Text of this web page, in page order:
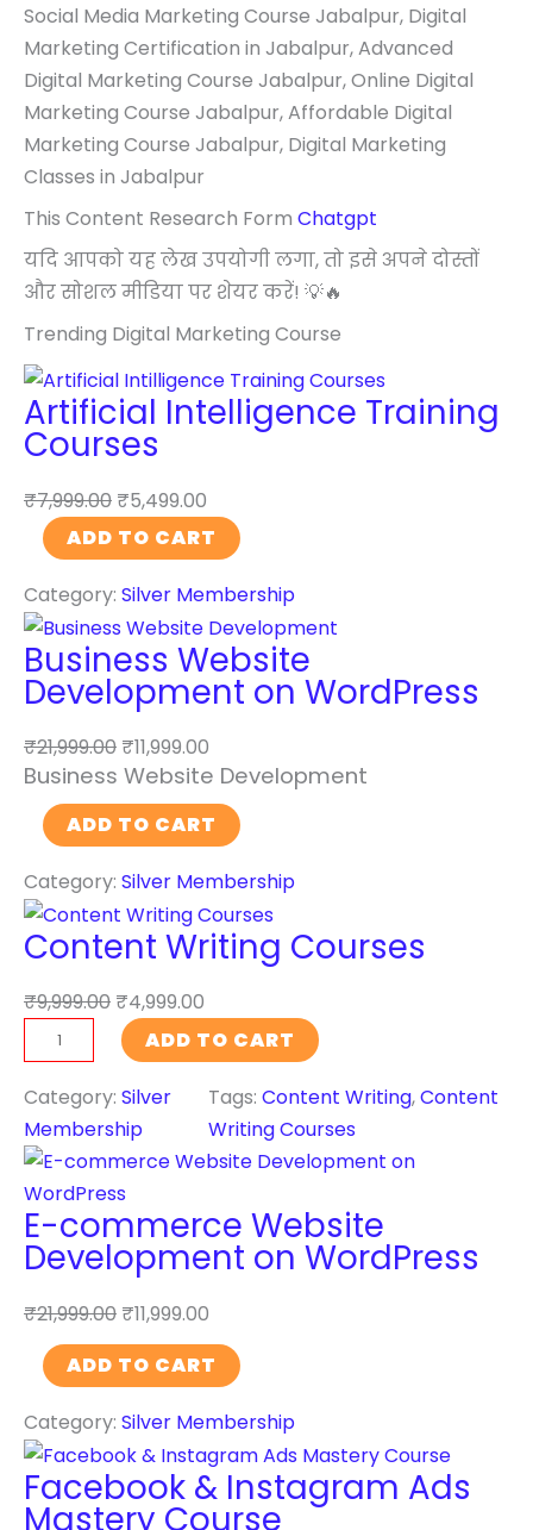
Social Media Marketing Course Jabalpur, Digital
Marketing Certification in Jabalpur, Advanced
Digital Marketing Course Jabalpur, Online Digital
Marketing Course Jabalpur, Affordable Digital
Marketing Course Jabalpur, Digital Marketing
Classes in Jabalpur
This Content Research Form Chatgpt
यदि आपको यह लेख उपयोगी लगा, तो इसे अपने दोस्तों
और सोशल मीडिया पर शेयर करें! 💡🔥
Trending Digital Marketing Course
Artificial Intelligence Training
Courses
₹7,999.00 ₹5,499.00
t
i
f
i
a
n
t
e
l
e
n
e
T
r
a
n
g
C
ADD TO CART
Category: Silver Membership
Business Website
Development on WordPress
₹21,999.00 ₹11,999.00
Business Website Development
s
i
n
s
e
b
s
t
e
D
l
o
p
ADD TO CART
Category: Silver Membership
Content Writing Courses
₹9,999.00 ₹4,999.00
o
n
t
e
n
t
W
i
n
g
C
o
ADD TO CART
Category: Silver
Membership
Tags:Content Writing, Content
Writing Courses
E-commerce Website
Development on WordPress
₹21,999.00 ₹11,999.00
c
o
m
m
ADD TO CART
Category: Silver Membership
Facebook & Instagram Ads
Mastery Course